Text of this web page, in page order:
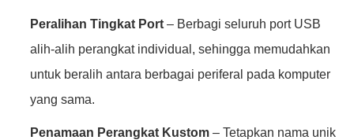
Peralihan Tingkat Port – Berbagi seluruh port USB
alih-alih perangkat individual, sehingga memudahkan
untuk beralih antara berbagai periferal pada komputer
yang sama.
Penamaan Perangkat Kustom – Tetapkan nama unik